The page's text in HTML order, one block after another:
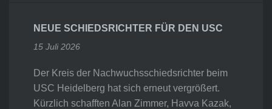
NEUE SCHIEDSRICHTER FÜR DEN USC
15 Juli 2026
Der Kreis der Nachwuchsschiedsrichter beim
USC Heidelberg hat sich erneut vergrößert.
Kürzlich schafften Alan Zimmer, Havva Kazak,